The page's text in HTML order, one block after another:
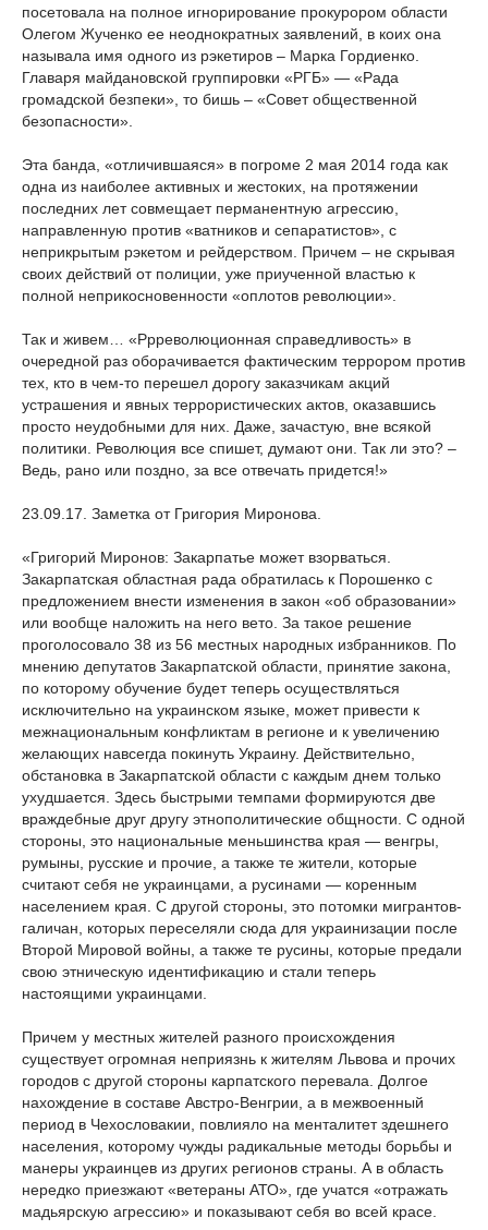
посетовала на полное игнорирование прокурором области
Олегом Жученко ее неоднократных заявлений, в коих она
называла имя одного из рэкетиров – Марка Гордиенко.
Главаря майдановской группировки «РГБ» — «Рада
громадской безпеки», то бишь – «Совет общественной
безопасности».
Эта банда, «отличившаяся» в погроме 2 мая 2014 года как
одна из наиболее активных и жестоких, на протяжении
последних лет совмещает перманентную агрессию,
направленную против «ватников и сепаратистов», с
неприкрытым рэкетом и рейдерством. Причем – не скрывая
своих действий от полиции, уже приученной властью к
полной неприкосновенности «оплотов революции».
Так и живем… «Ррреволюционная справедливость» в
очередной раз оборачивается фактическим террором против
тех, кто в чем-то перешел дорогу заказчикам акций
устрашения и явных террористических актов, оказавшись
просто неудобными для них. Даже, зачастую, вне всякой
политики. Революция все спишет, думают они. Так ли это? –
Ведь, рано или поздно, за все отвечать придется!»
23.09.17. Заметка от Григория Миронова.
«Григорий Миронов: Закарпатье может взорваться.
Закарпатская областная рада обратилась к Порошенко с
предложением внести изменения в закон «об образовании»
или вообще наложить на него вето. За такое решение
проголосовало 38 из 56 местных народных избранников. По
мнению депутатов Закарпатской области, принятие закона,
по которому обучение будет теперь осуществляться
исключительно на украинском языке, может привести к
межнациональным конфликтам в регионе и к увеличению
желающих навсегда покинуть Украину. Действительно,
обстановка в Закарпатской области с каждым днем только
ухудшается. Здесь быстрыми темпами формируются две
враждебные друг другу этнополитические общности. С одной
стороны, это национальные меньшинства края — венгры,
румыны, русские и прочие, а также те жители, которые
считают себя не украинцами, а русинами — коренным
населением края. С другой стороны, это потомки мигрантов-
галичан, которых переселяли сюда для украинизации после
Второй Мировой войны, а также те русины, которые предали
свою этническую идентификацию и стали теперь
настоящими украинцами.
Причем у местных жителей разного происхождения
существует огромная неприязнь к жителям Львова и прочих
городов с другой стороны карпатского перевала. Долгое
нахождение в составе Австро-Венгрии, а в межвоенный
период в Чехословакии, повлияло на менталитет здешнего
населения, которому чужды радикальные методы борьбы и
манеры украинцев из других регионов страны. А в область
нередко приезжают «ветераны АТО», где учатся «отражать
мадьярскую агрессию» и показывают себя во всей красе.